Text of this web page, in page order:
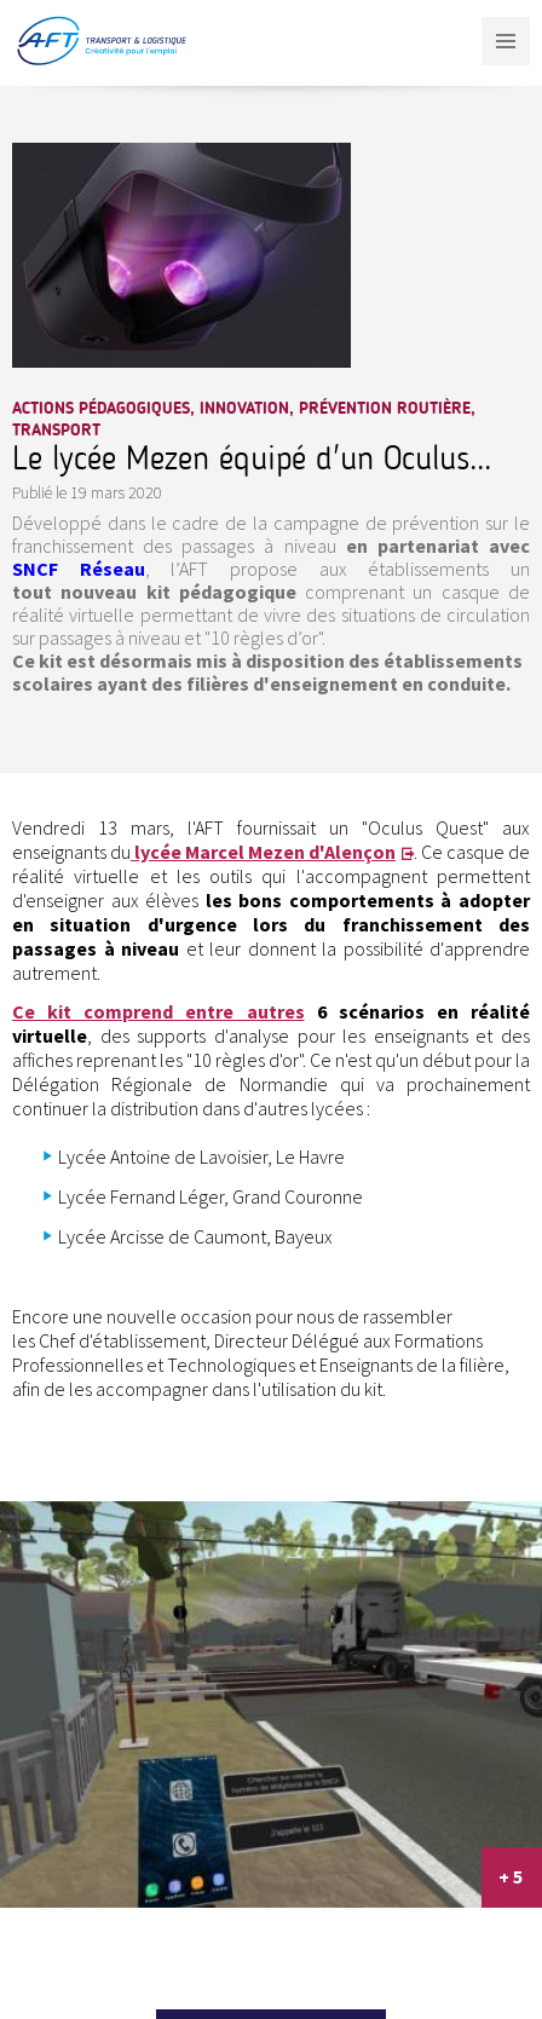
contenu
principal
ACTIONS PÉDAGOGIQUES, INNOVATION, PRÉVENTION ROUTIÈRE,
TRANSPORT
Le lycée Mezen équipé d'un Oculus...
Publié le 19 mars 2020
Développé dans le cadre de la campagne de prévention sur le
franchissement des passages à niveau en partenariat avec
SNCF Réseau, l’AFT propose aux établissements un
tout nouveau kit pédagogique comprenant un casque de
réalité virtuelle permettant de vivre des situations de circulation
sur passages à niveau et "10 règles d’or".
Ce kit est désormais mis à disposition des établissements
scolaires ayant des filières d'enseignement en conduite.
Vendredi 13 mars, l'AFT fournissait un "Oculus Quest" aux
enseignants du lycée Marcel Mezen d'Alençon
. Ce casque de
réalité virtuelle et les outils qui l'accompagnent permettent
d'enseigner aux élèves les bons comportements à adopter
en situation d'urgence lors du franchissement des
passages à niveau et leur donnent la possibilité d'apprendre
autrement.
Ce kit comprend entre autres 6 scénarios en réalité
virtuelle , des supports d'analyse pour les enseignants et des
affiches reprenant les "10 règles d'or". Ce n'est qu'un début pour la
Délégation Régionale de Normandie qui va prochainement
continuer la distribution dans d'autres lycées :
Lycée Antoine de Lavoisier, Le Havre
Lycée Fernand Léger, Grand Couronne
Lycée Arcisse de Caumont, Bayeux
Encore une nouvelle occasion pour nous de rassembler
les Chef d'établissement, Directeur Délégué aux Formations
Professionnelles et Technologiques et Enseignants de la filière,
afin de les accompagner dans l'utilisation du kit.
+ 5